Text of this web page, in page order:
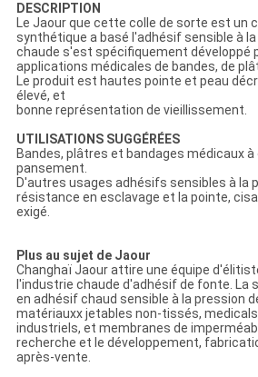
DESCRIPTION
Le Jaour que cette colle de sorte est un
synthétique a basé l'adhésif sensible à
chaude s'est spécifiquement développé
applications médicales de bandes, de
Le produit est hautes pointe et peau
élevé, et
bonne représentation de vieillissement.
UTILISATIONS SUGGÉRÉES
Bandes, plâtres et bandages médicaux
pansement.
D'autres usages adhésifs sensibles à la
résistance en esclavage et la pointe,
exigé.
Plus au sujet de Jaour
Changhaï Jaour attire une équipe
l'industrie chaude d'adhésif de fonte. La
en adhésif chaud sensible à la pression
matériauxx jetables non-tissés,
industriels, et membranes de
recherche et le développement,
après-vente.